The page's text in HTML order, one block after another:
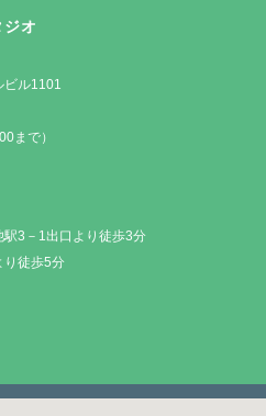
オ
ビル1101
まで）
3－1出口より徒歩3分
徒歩5分